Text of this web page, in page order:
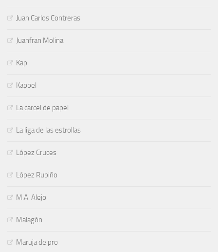
Juan Carlos Contreras
Juanfran Molina
Kap
Kappel
La carcel de papel
La liga de las estrollas
López Cruces
López Rubiño
M.A. Alejo
Malagón
Maruja de pro